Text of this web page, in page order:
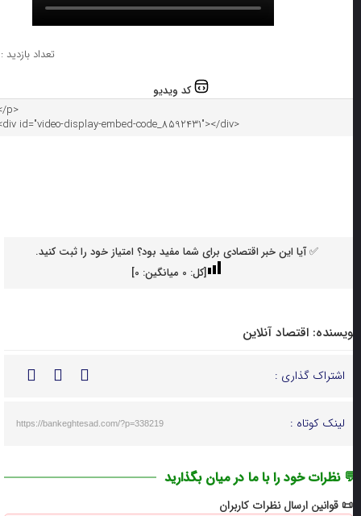
تعداد بازدید : ۴
کد ویدیو
✅ آیا این خبر اقتصادی برای شما مفید بود؟ امتیاز خود را ثبت کنید.
[کل:0 میانگین:0
اقتصاد آنلاین
اشتراک گذاری :
لینک کوتاه : https://bankeghtesad.com/?p=338219
نظرات خود را با ما در میان بگذارید
📜 قوانین ارسال نظرات کاربران